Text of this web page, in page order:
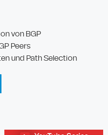
von BGP
Peers
und Path Selection